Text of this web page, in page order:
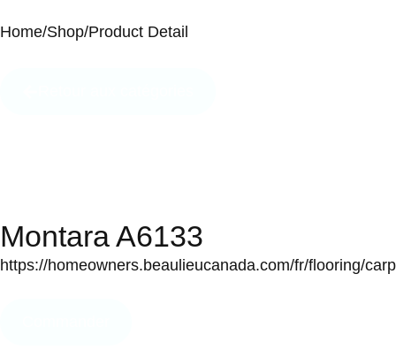
Home/Shop/Product Detail
Montara A6133
https://homeowners.beaulieucanada.com/fr/flooring/